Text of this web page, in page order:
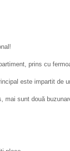
prins cu
este impartit de
mai sunt două